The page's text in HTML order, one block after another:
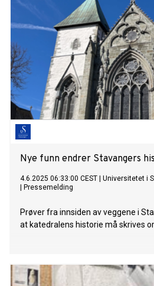
Nye funn endrer Stavangers
4.6.2025 06:33:00 CEST
Universitetet i
Pressemelding
Prøver fra innsiden av veggene i
at katedralens historie må skrives